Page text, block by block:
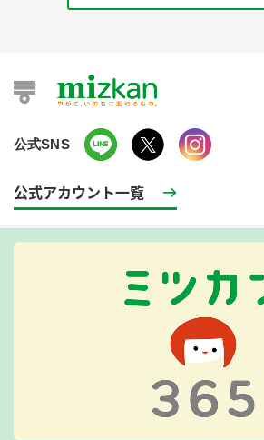
公式SNS
公式アカウント一覧